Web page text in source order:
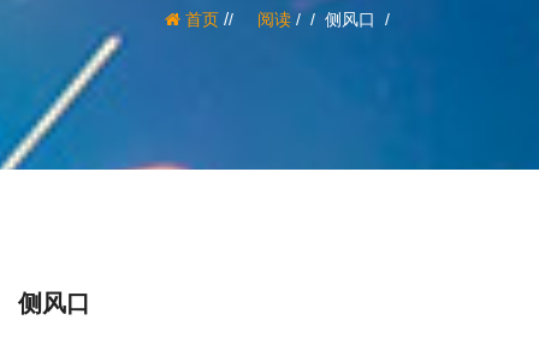
首页/ 阅读/ 侧风口
侧风口